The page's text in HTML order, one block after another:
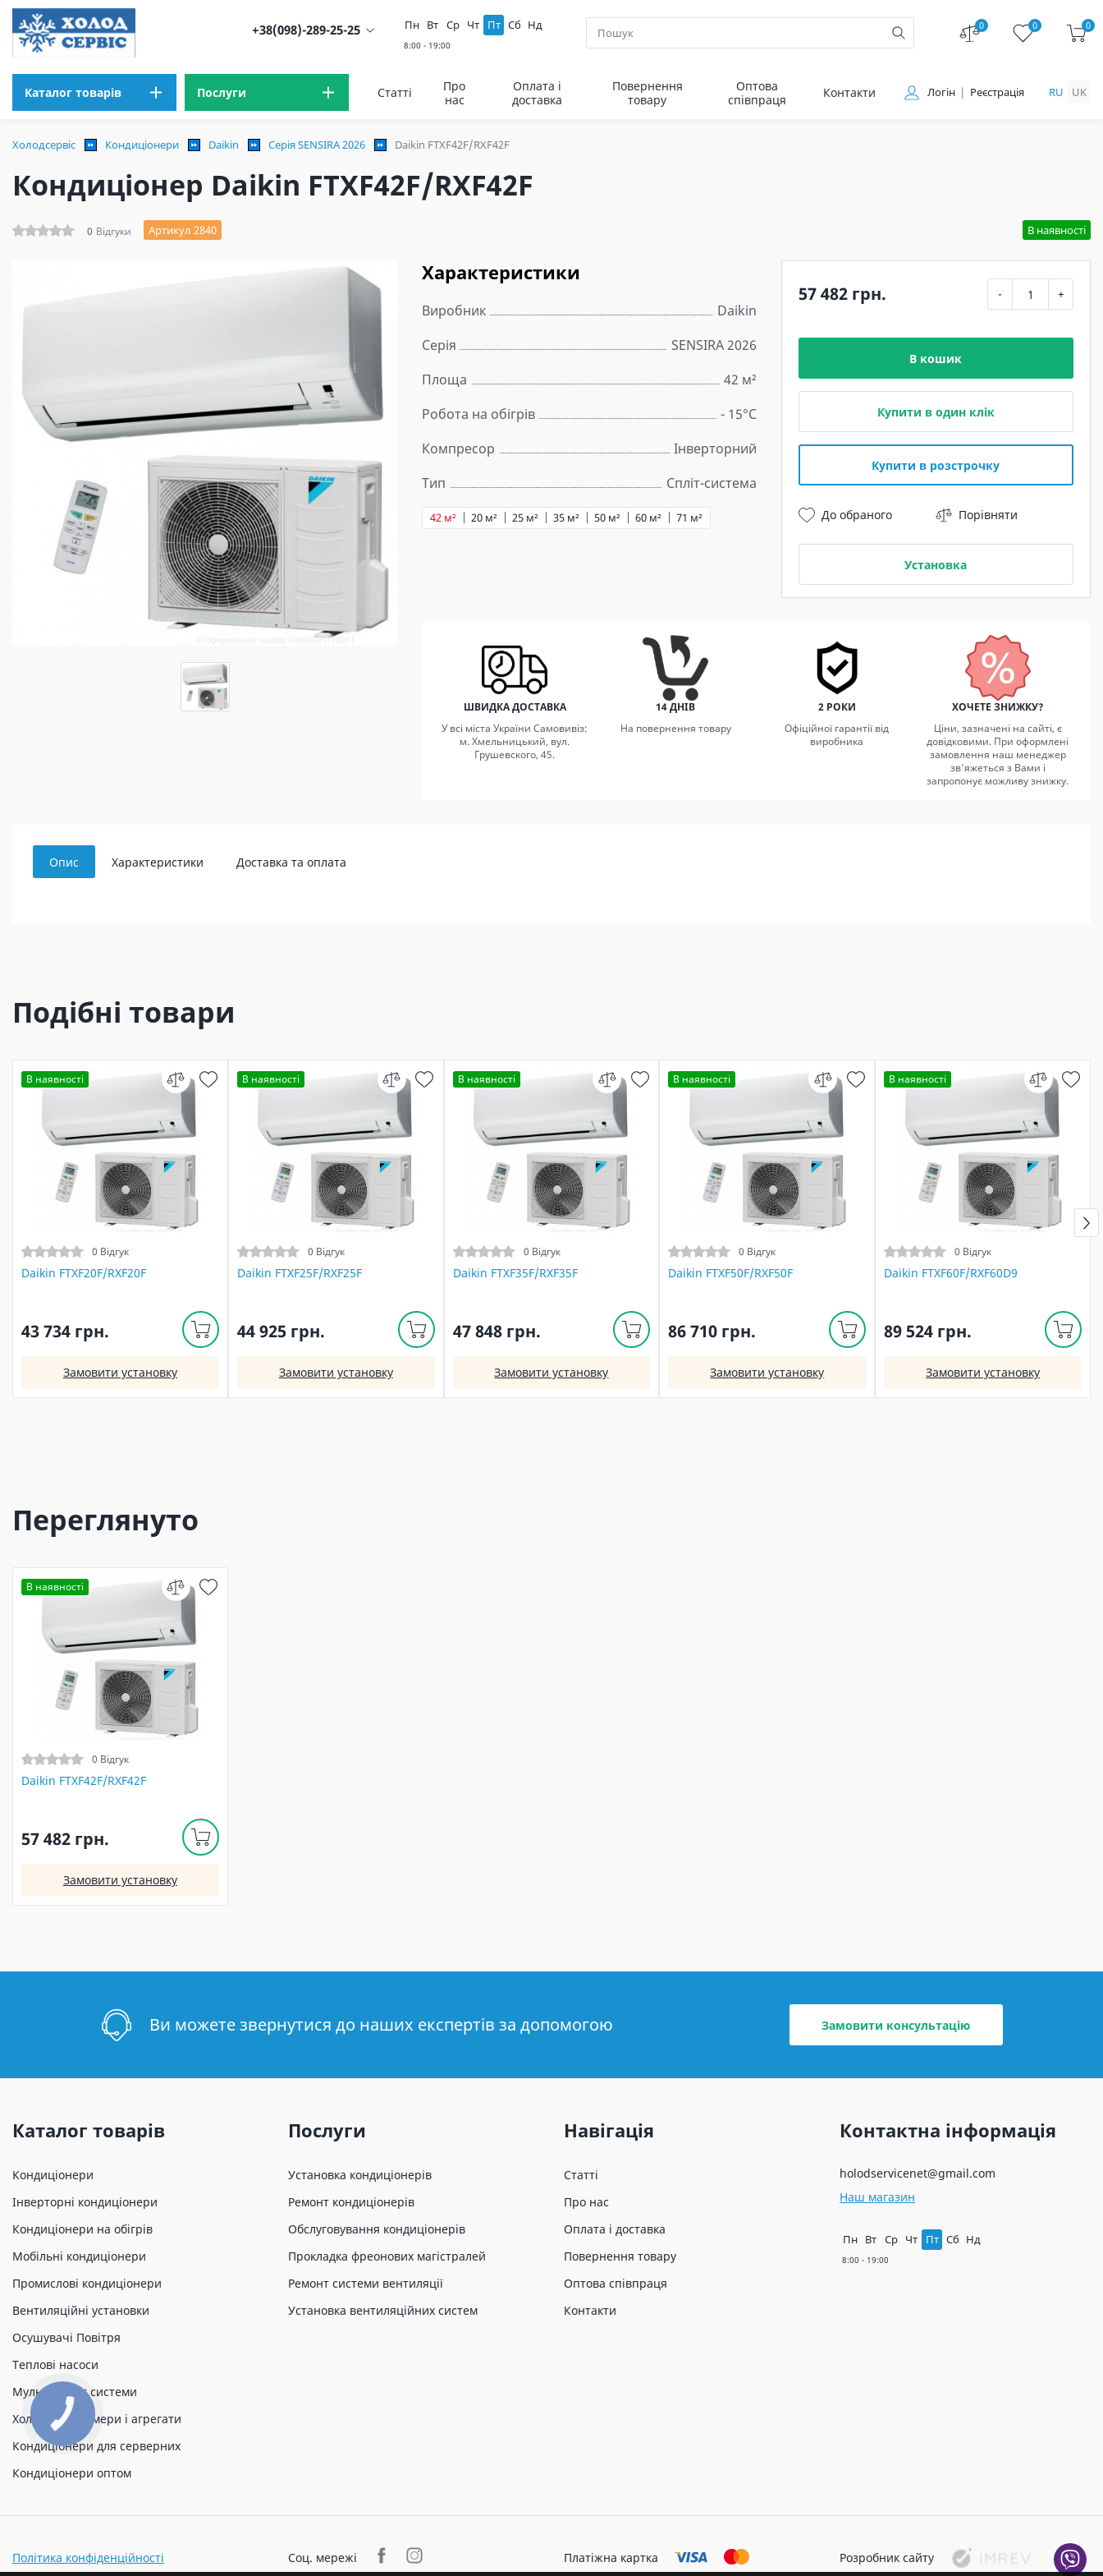
+38(098)-289-25-25 Пн Вт Ср Чт Пт Сб Нд 0 0 0
Каталог товарів Послуги Статті
Про
нас
Оплата і
доставка
Повернення
товару
Оптова
співпраця
Контакти Логін Реєстрація RU UK
Холодсервіс Кондиціонери Daikin Серія SENSIRA 2026 Daikin FTXF42F/RXF42F
Кондиціонер Daikin FTXF42F/RXF42F
0 Відгуки Артикул 2840 В наявності
Характеристики
Виробник
Daikin
Серія
SENSIRA 2026
Площа
42 м²
Робота на обігрів
- 15°C
Компресор
Інверторний
Тип
Спліт-система
20 м² 25 м² 35 м² 50 м² 60 м² 71 м²
42 м²
57 482 грн. - +
В кошик
Купити в один клік
Купити в розстрочку
До обраного Порівняти
Установка
ШВИДКА ДОСТАВКА
У всі міста України Самовивіз:
м. Хмельницький, вул.
Грушевского, 45.
14 ДНІВ
На повернення товару
2 РОКИ
Офіційної гарантії від
виробника
ХОЧЕТЕ ЗНИЖКУ?
Ціни, зазначені на сайті, є
довідковими. При оформлені
замовлення наш менеджер
зв'яжеться з Вами і
запропонує можливу знижку.
Опис Характеристики Доставка та оплата
Подібні товари
В наявності
0 Відгук
Daikin FTXF20F/RXF20F
43 734 грн.
Замовити установку
В наявності
0 Відгук
Daikin FTXF25F/RXF25F
44 925 грн.
Замовити установку
В наявності
0 Відгук
Daikin FTXF35F/RXF35F
47 848 грн.
Замовити установку
В наявності
0 Відгук
Daikin FTXF50F/RXF50F
86 710 грн.
Замовити установку
В наявності
0 Відгук
Daikin FTXF60F/RXF60D9
89 524 грн.
Замовити установку
Переглянуто
В наявності
0 Відгук
Daikin FTXF42F/RXF42F
57 482 грн.
Замовити установку
Ви можете звернутися до наших експертів за допомогою Замовити консультацію
Каталог товарів
Кондиціонери
Інверторні кондиціонери
Кондиціонери на обігрів
Мобільні кондиціонери
Промислові кондиціонери
Вентиляційні установки
Осушувачі Повітря
Теплові насоси
Мульти спліт системи
Холодильні камери і агрегати
Кондиціонери для серверних
Кондиціонери оптом
Послуги
Установка кондиціонерів
Ремонт кондиціонерів
Обслуговування кондиціонерів
Прокладка фреонових магістралей
Ремонт системи вентиляції
Установка вентиляційних систем
Навігація
Статті
Про нас
Оплата і доставка
Повернення товару
Оптова співпраця
Контакти
Контактна інформація
holodservicenet@gmail.com
Наш магазин
Пн Вт Ср Чт Пт Сб Нд
Політика конфіденційності Соц. мережі Платіжна картка Розробник сайту